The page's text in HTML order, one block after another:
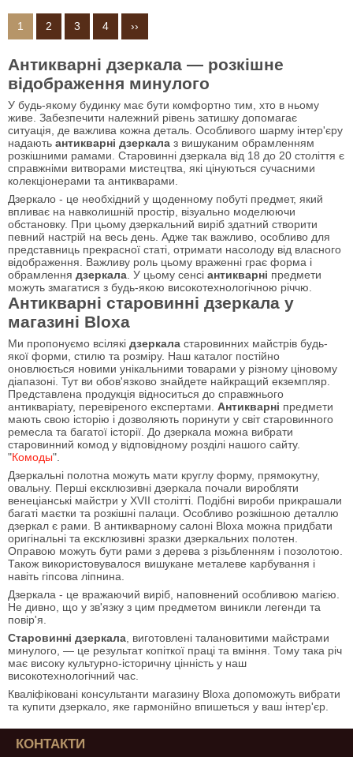
1 2 3 4 ››
Антикварні дзеркала — розкішне
відображення минулого
У будь-якому будинку має бути комфортно тим, хто в ньому
живе. Забезпечити належний рівень затишку допомагає
ситуація, де важлива кожна деталь. Особливого шарму інтер'єру
надають антикварні дзеркала з вишуканим обрамленням
розкішними рамами. Старовинні дзеркала від 18 до 20 століття є
справжніми витворами мистецтва, які цінуються сучасними
колекціонерами та антикварами.
Дзеркало - це необхідний у щоденному побуті предмет, який
впливає на навколишній простір, візуально моделюючи
обстановку. При цьому дзеркальний виріб здатний створити
певний настрій на весь день. Адже так важливо, особливо для
представниць прекрасної статі, отримати насолоду від власного
відображення. Важливу роль цьому враженні грає форма і
обрамлення дзеркала. У цьому сенсі антикварні предмети
можуть змагатися з будь-якою високотехнологічною річчю.
Антикварні старовинні дзеркала у
магазині Bloxa
Ми пропонуємо всілякі дзеркала старовинних майстрів будь-
якої форми, стилю та розміру. Наш каталог постійно
оновлюється новими унікальними товарами у різному ціновому
діапазоні. Тут ви обов'язково знайдете найкращий екземпляр.
Представлена продукція відноситься до справжнього
антикваріату, перевіреного експертами. Антикварні предмети
мають свою історію і дозволяють поринути у світ старовинного
ремесла та багатої історії. До дзеркала можна вибрати
старовинний комод у відповідному розділі нашого сайту.
"Комоды".
Дзеркальні полотна можуть мати круглу форму, прямокутну,
овальну. Перші ексклюзивні дзеркала почали виробляти
венеціанські майстри у XVII столітті. Подібні вироби прикрашали
багаті маєтки та розкішні палаци. Особливо розкішною деталлю
дзеркал є рами. В антикварному салоні Bloxa можна придбати
оригінальні та ексклюзивні зразки дзеркальних полотен.
Оправою можуть бути рами з дерева з різьбленням і позолотою.
Також використовувалося вишукане металеве карбування і
навіть гіпсова ліпнина.
Дзеркала - це вражаючий виріб, наповнений особливою магією.
Не дивно, що у зв'язку з цим предметом виникли легенди та
повір'я.
Старовинні дзеркала, виготовлені талановитими майстрами
минулого, — це результат копіткої праці та вміння. Тому така річ
має високу культурно-історичну цінність у наш
високотехнологічний час.
Кваліфіковані консультанти магазину Bloxa допоможуть вибрати
та купити дзеркало, яке гармонійно впишеться у ваш інтер'єр.
КОНТАКТИ